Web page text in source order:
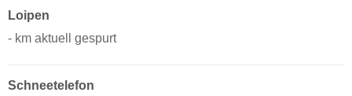
Loipen
- km aktuell gespurt
Schneetelefon